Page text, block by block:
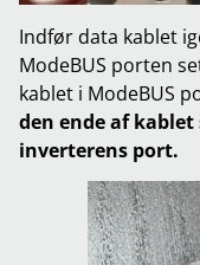
Indfør data kablet
ModeBUS porten
kablet i ModeBUS
den ende af kablet
inverterens port.